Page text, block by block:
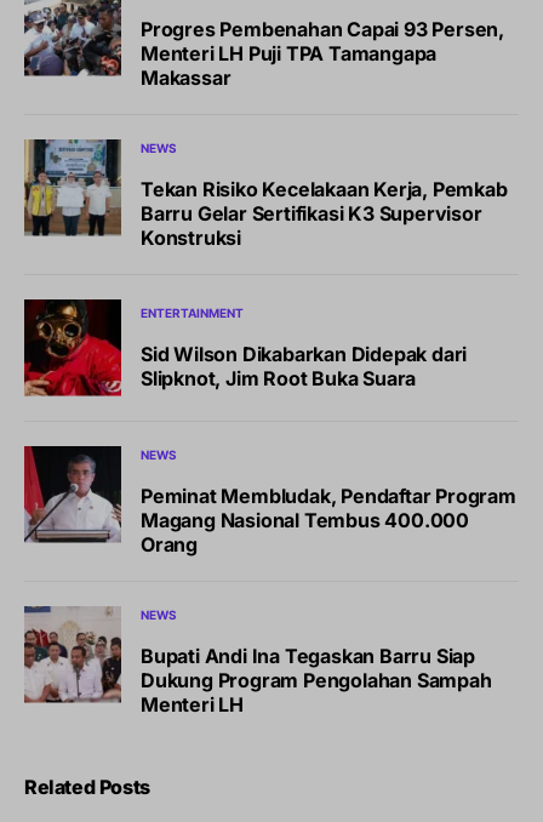
Progres Pembenahan Capai 93 Persen,
Menteri LH Puji TPA Tamangapa
Makassar
NEWS
Tekan Risiko Kecelakaan Kerja, Pemkab
Barru Gelar Sertifikasi K3 Supervisor
Konstruksi
ENTERTAINMENT
Sid Wilson Dikabarkan Didepak dari
Slipknot, Jim Root Buka Suara
NEWS
Peminat Membludak, Pendaftar Program
Magang Nasional Tembus 400.000
Orang
NEWS
Bupati Andi Ina Tegaskan Barru Siap
Dukung Program Pengolahan Sampah
Menteri LH
Related Posts